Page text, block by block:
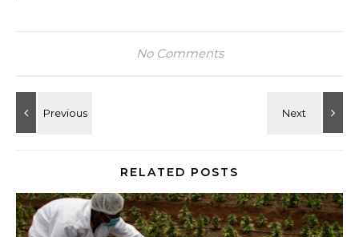
No Comments
RELATED POSTS